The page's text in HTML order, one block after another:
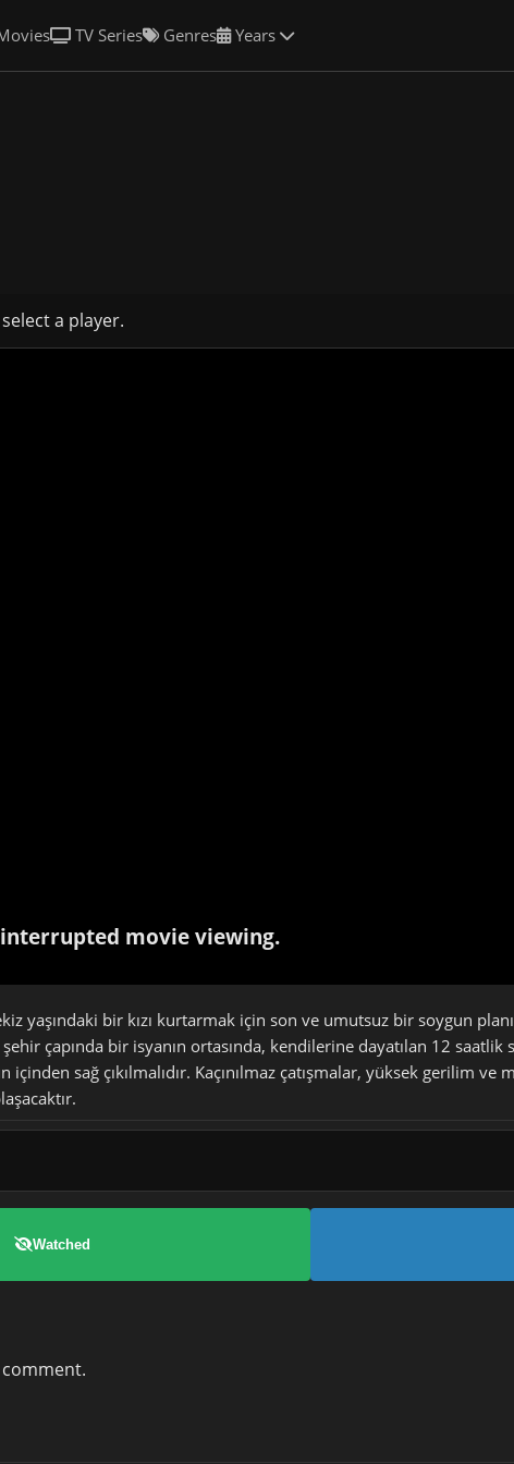
TV Series Genres Years
a player.
movie viewing.
yaşındaki bir kızı kurtarmak için son ve umutsuz bir soygun
çapında bir isyanın ortasında, kendilerine dayatılan 12
içinden sağ çıkılmalıdır. Kaçınılmaz çatışmalar, yüksek gerilim
Watched